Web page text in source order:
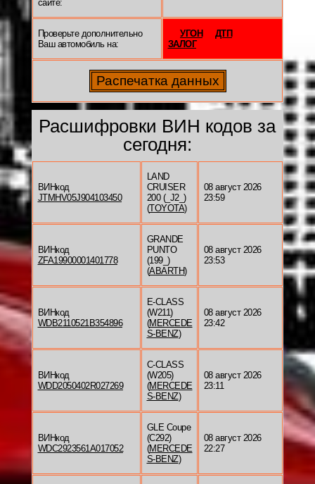
сайте:
Проверьте дополнительно
Ваш автомобиль на:
УГОН
ДТП
ЗАЛОГ
Расшифровки ВИН кодов за
сегодня:
ВИНкод
JTMHV05J904103450
LAND
CRUISER
200 (_J2_)
(TOYOTA)
08 август 2026
23:59
ВИНкод
ZFA19900001401778
GRANDE
PUNTO
(199_)
(ABARTH)
08 август 2026
23:53
ВИНкод
WDB2110521B354896
E-CLASS
(W211)
(MERCEDE
S-BENZ)
08 август 2026
23:42
ВИНкод
WDD2050402R027269
C-CLASS
(W205)
(MERCEDE
S-BENZ)
08 август 2026
23:11
ВИНкод
WDC2923561A017052
GLE Coupe
(C292)
(MERCEDE
S-BENZ)
08 август 2026
22:27